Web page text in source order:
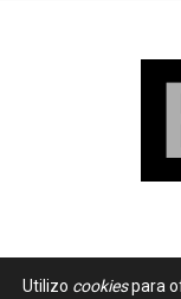
Utilizo cookiespara